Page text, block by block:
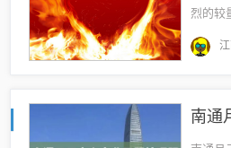
烈的较
队协
肥...
南通